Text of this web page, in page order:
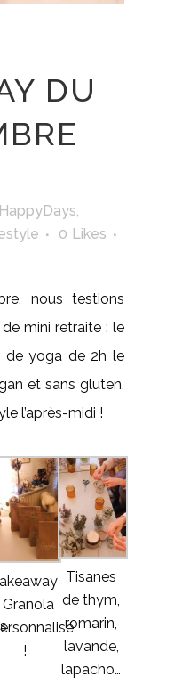
DU
,
0 Likes
nous testions
mini retraite : le
de yoga de 2h le
et sans gluten,
l’après-midi !
Granola
!
Tisanes
de thym,
romarin,
lavande,
lapacho…